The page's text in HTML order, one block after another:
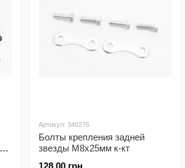
Артикул: 340276
Болты крепления задней
звезды М8x25мм к-кт
128.00 грн